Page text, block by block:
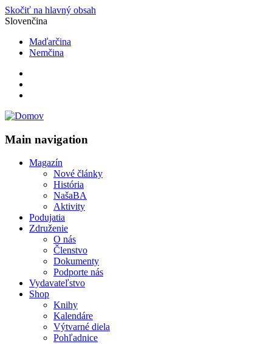
Skočiť na hlavný obsah
Slovenčina
Maďarčina
Nemčina
Main navigation
Magazín
Nové články
História
NašaBA
Aktivity
Podujatia
Združenie
O nás
Členstvo
Dokumenty
Podporte nás
Vydavateľstvo
Shop
Knihy
Kalendáre
Výtvarné diela
Pohľadnice